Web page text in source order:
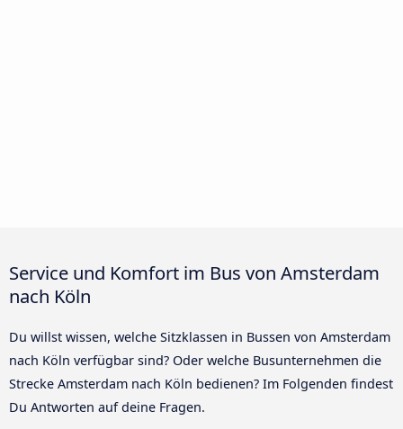
Service und Komfort im Bus von Amsterdam
nach Köln
Du willst wissen, welche Sitzklassen in Bussen von Amsterdam
nach Köln verfügbar sind? Oder welche Busunternehmen die
Strecke Amsterdam nach Köln bedienen? Im Folgenden findest
Du Antworten auf deine Fragen.